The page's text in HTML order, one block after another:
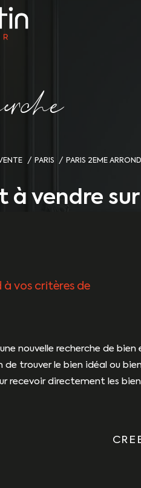
ece
PARIS PARIS 2EME
vendre
à vos critères de
nouvelle recherche de bien
trouver le bien idéal ou
recevoir directement les